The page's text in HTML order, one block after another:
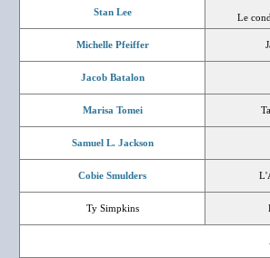
Stan Lee
Le
Michelle Pfeiffer
Jacob Batalon
Marisa Tomei
Samuel L. Jackson
Cobie Smulders
Ty Simpkins